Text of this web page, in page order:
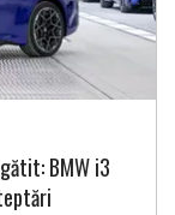
BMW i3